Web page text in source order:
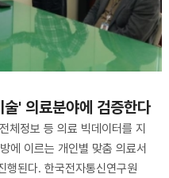
' 의료분야에 검증한다
체정보 등 의료 빅데이터를 지
에 이르는 개인별 맞춤 의료서
행된다. 한국전자통신연구원